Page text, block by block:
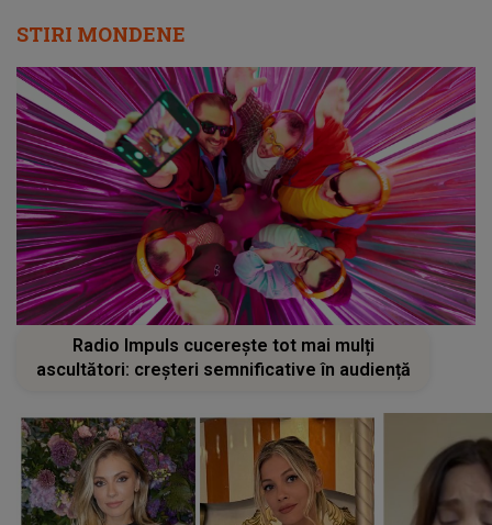
STIRI MONDENE
Radio Impuls cucerește tot mai mulți
ascultători: creșteri semnificative în audiență